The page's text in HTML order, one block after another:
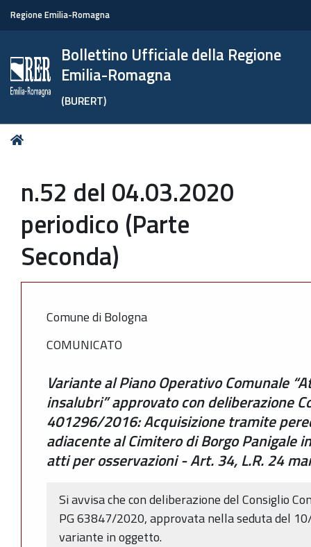
Regione Emilia-Romagna
Bollettino Ufficiale della Regione
Emilia-Romagna
(BURERT)
Tu
n.52 del 04.03.2020
periodico (Parte
Seconda)
Comune di Bologna
COMUNICATO
Variante al Piano Operativo Comunale
insalubri” approvato con deliberazione
401296/2016: Acquisizione tramite
adiacente al Cimitero di Borgo Panigale
atti per osservazioni - Art. 34, L.R. 24
Si avvisa che con deliberazione del Consiglio
PG 63847/2020, approvata nella seduta del
variante in oggetto.